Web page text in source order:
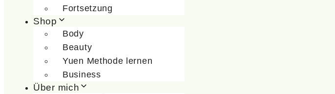
Fortsetzung
Shop
Body
Beauty
Yuen Methode lernen
Business
Über mich